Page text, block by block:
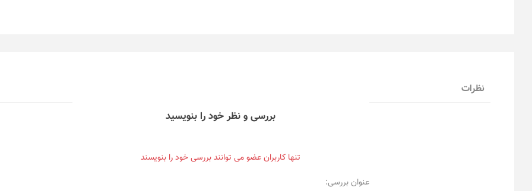
نظرات
بررسی و نظر خود را بنویسید
تنها کاربران عضو می توانند بررسی خود را بنویسند
عنوان بررسی: